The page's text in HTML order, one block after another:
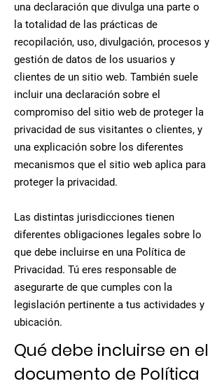
una declaración que divulga una parte o
la totalidad de las prácticas de
recopilación, uso, divulgación, procesos y
gestión de datos de los usuarios y
clientes de un sitio web. También suele
incluir una declaración sobre el
compromiso del sitio web de proteger la
privacidad de sus visitantes o clientes, y
una explicación sobre los diferentes
mecanismos que el sitio web aplica para
proteger la privacidad.
Las distintas jurisdicciones tienen
diferentes obligaciones legales sobre lo
que debe incluirse en una Política de
Privacidad. Tú eres responsable de
asegurarte de que cumples con la
legislación pertinente a tus actividades y
ubicación.
Qué debe incluirse en el
documento de Política